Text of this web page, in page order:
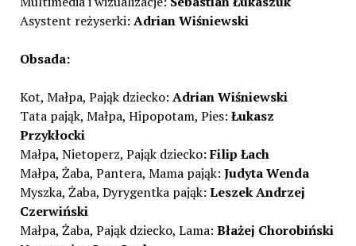
Asystent reżyserki: Adrian Wiśniewski
Obsada:
Kot, Małpa, Pająk dziecko: Adrian Wiśniewski
Tata pająk, Małpa, Hipopotam, Pies: Łukasz
Przykłocki
Małpa, Nietoperz, Pająk dziecko:Filip Łach
Małpa, Żaba, Pantera, Mama pająk: Judyta Wenda
Myszka, Żaba, Dyrygentka pająk: Leszek Andrzej
Czerwiński
Małpa, Żaba, Pająk dziecko, Lama: Błażej Chorobiński